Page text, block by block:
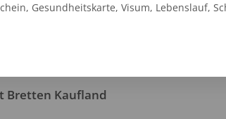
Bretten Kaufland
Gesundheitskarte, Visum, Lebenslauf,